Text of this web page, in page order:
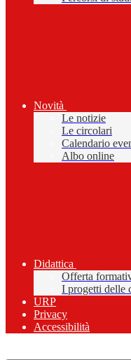
Novità
Le notizie
Le circolari
Calendario
Albo online
Didattica
Offerta
I progetti delle
URP
Privacy
Accessibilità